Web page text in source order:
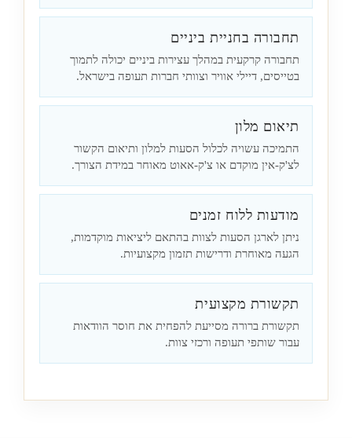
תחבורה בחניית ביניים
תחבורה קרקעית במהלך עצירות ביניים יכולה לתמוך
בטייסים, דיילי אוויר וצוותי חברות תעופה בישראל.
תיאום מלון
התמיכה עשויה לכלול הסעות למלון ותיאום הקשור
לצ'ק-אין מוקדם או צ'ק-אאוט מאוחר במידת הצורך.
מודעות ללוח זמנים
ניתן לארגן הסעות לצוות בהתאם ליציאות מוקדמות,
הגעה מאוחרת ודרישות תזמון מקצועיות.
תקשורת מקצועית
תקשורת ברורה מסייעת להפחית את חוסר הוודאות
עבור שותפי תעופה ורכזי צוות.